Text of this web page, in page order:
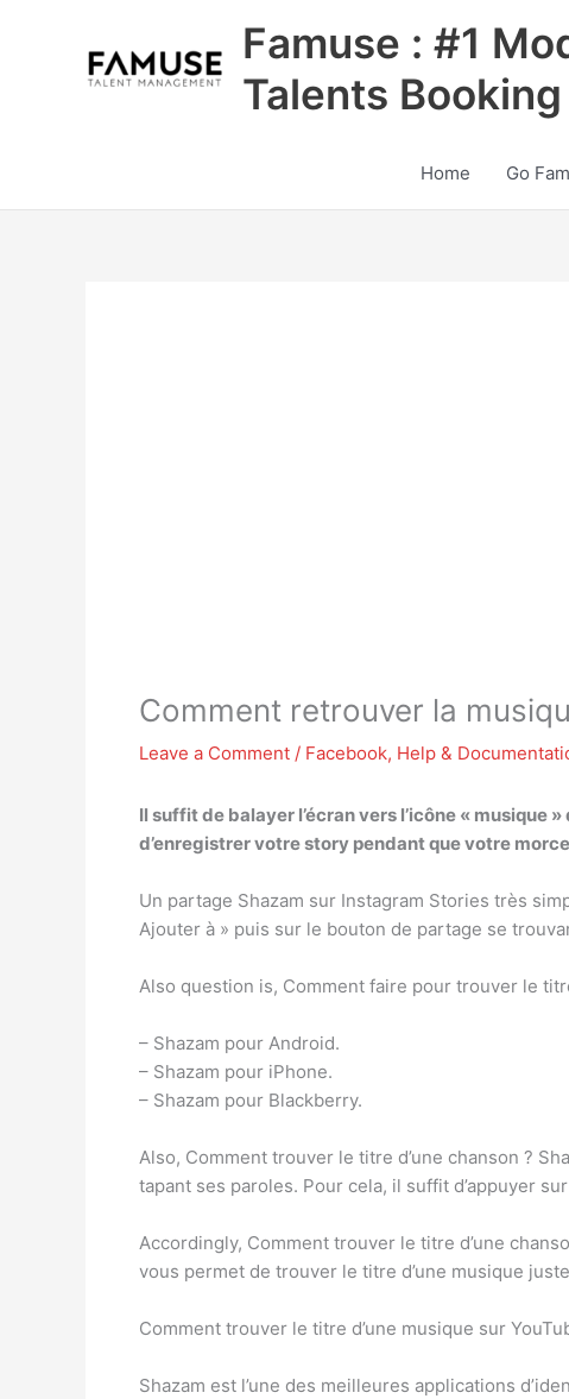
Famuse : #1
Talents
Home Go
Comment retrouver la
Leave a Comment / Facebook, Help &
Il suffit de balayer l’écran vers l’icône «
d’enregistrer votre story pendant que votre
Un partage Shazam sur Instagram Stories très
Ajouter à » puis sur le bouton de partage se
Also question is, Comment faire pour trouver le
– Shazam pour Android.
– Shazam pour iPhone.
– Shazam pour Blackberry.
Also, Comment trouver le titre d’une chanson ?
tapant ses paroles. Pour cela, il suffit d’appuyer
Accordingly, Comment trouver le titre d’une
vous permet de trouver le titre d’une musique
Comment trouver le titre d’une musique sur
Shazam est l’une des meilleures applications